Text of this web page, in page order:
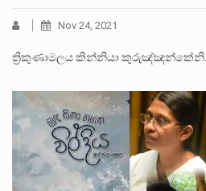
Nov 24, 2021
ත්‍රිකුණාමලය කින්නියා කුරුඤ්ඤන්කේනි…